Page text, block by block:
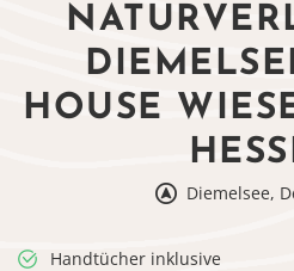
HOUSE
Diemelsee,
Handtücher inklusive